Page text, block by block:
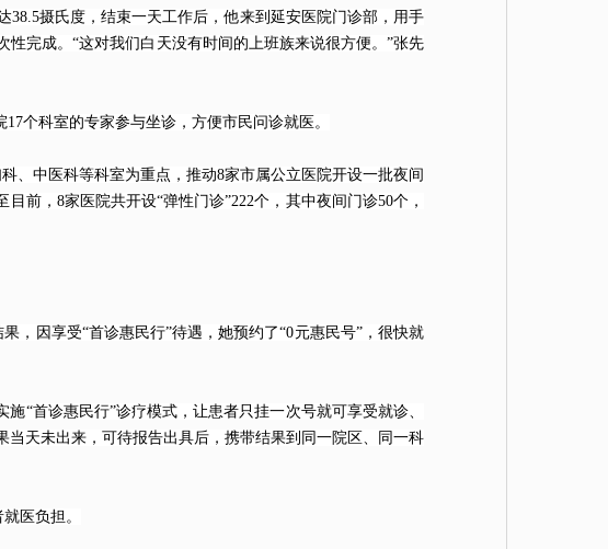
摄氏度，结束一天工作后，他来到延安医院门诊部，用手
完成。“这对我们白天没有时间的上班族来说很方便。”张先
个科室的专家参与坐诊，方便市民问诊就医。
中医科等科室为重点，推动8家市属公立医院开设一批夜间
前，8家医院共开设“弹性门诊”222个，其中夜间门诊50个，
因享受“首诊惠民行”待遇，她预约了“0元惠民号”，很快就
“首诊惠民行”诊疗模式，让患者只挂一次号就可享受就诊、
天未出来，可待报告出具后，携带结果到同一院区、同一科
医负担。